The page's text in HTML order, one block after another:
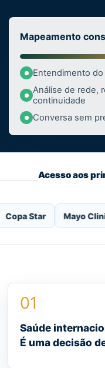
Mapeamento
Entendimento
Análise de rede,
continuidade
Conversa sem
Acesso aos
Mayo Clinic UHN
01
Saúde
É uma decisão